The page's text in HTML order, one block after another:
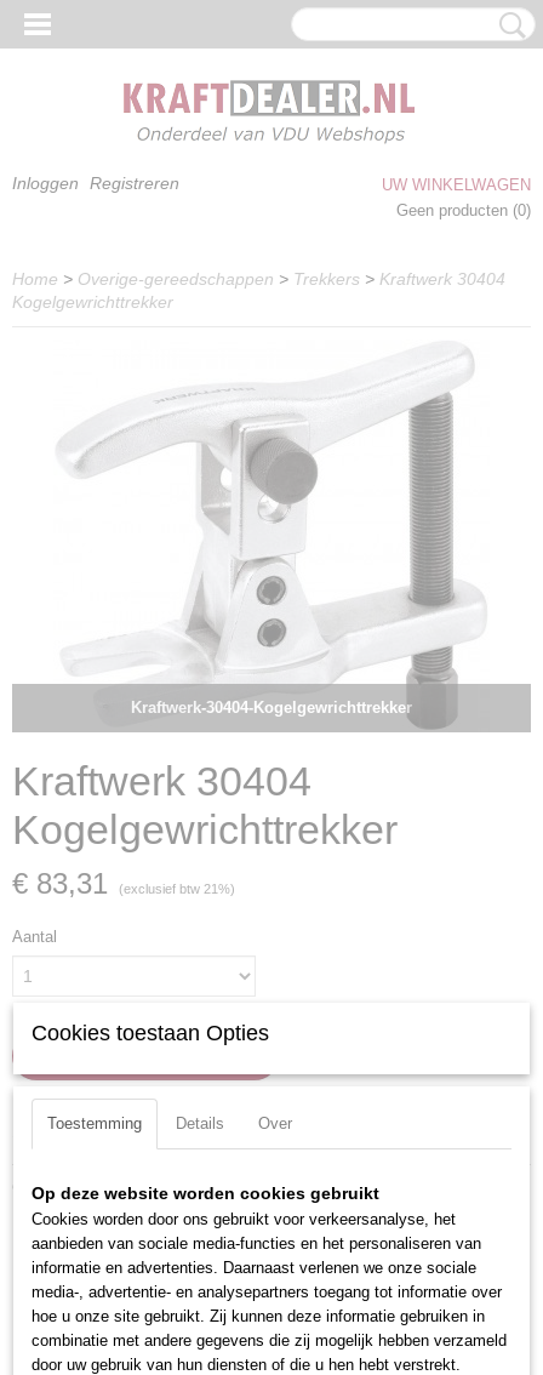
Inloggen Registreren
UW WINKELWAGEN
Geen producten (0)
Home > Overige-gereedschappen > Trekkers > Kraftwerk 30404
Kogelgewrichttrekker
Kraftwerk-30404-Kogelgewrichttrekker
Kraftwerk 30404
Kogelgewrichttrekker
€ 83,31 (exclusief btw 21%)
Aantal
Specificaties
30404
Productcode leverancier
30404
Ook interessant
Kraftwerk 30405-32 Kogelgewrichttrekker
Cookies toestaan Opties
Toestemming Details Over
Op deze website worden cookies gebruikt
Cookies worden door ons gebruikt voor verkeersanalyse, het
aanbieden van sociale media-functies en het personaliseren van
informatie en advertenties. Daarnaast verlenen we onze sociale
media-, advertentie- en analysepartners toegang tot informatie over
hoe u onze site gebruikt. Zij kunnen deze informatie gebruiken in
combinatie met andere gegevens die zij mogelijk hebben verzameld
door uw gebruik van hun diensten of die u hen hebt verstrekt.